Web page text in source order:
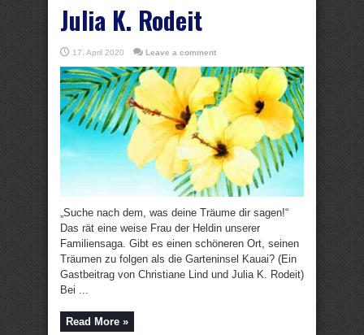
Julia K. Rodeit
17. April 2020 Leave a comment
„Suche nach dem, was deine Träume dir sagen!“
Das rät eine weise Frau der Heldin unserer
Familiensaga. Gibt es einen schöneren Ort, seinen
Träumen zu folgen als die Garteninsel Kauai? (Ein
Gastbeitrag von Christiane Lind und Julia K. Rodeit)
Bei ...
Read More »